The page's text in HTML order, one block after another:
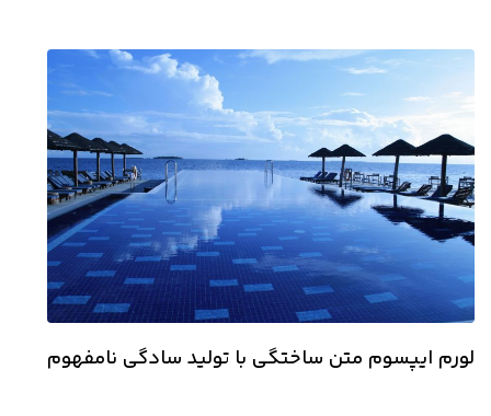
لورم ایپسوم متن ساختگی با تولید سادگی نامفهوم